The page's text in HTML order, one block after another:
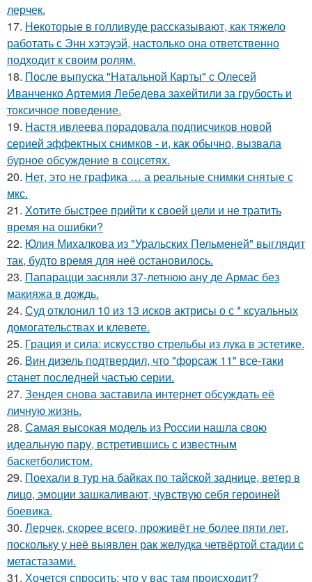
лерчек.
17. Некоторые в голливуде рассказывают, как тяжело
работать с Энн хэтэуэй, настолько она ответственно
подходит к своим ролям.
18. После выпуска "Натальной Карты" с Олесей
Иванченко Артемия Лебедева захейтили за грубость и
токсичное поведение.
19. Настя ивлеева порадовала подписчиков новой
серией эффектных снимков - и, как обычно, вызвала
бурное обсуждение в соцсетях.
20. Нет, это не графика … а реальные снимки снятые с
мкс.
21. Хотите быстрее прийти к своей цели и не тратить
время на ошибки?
22. Юлия Михалкова из "Уральских Пельменей" выглядит
так, будто время для неё остановилось.
23. Папарацци засняли 37-летнюю ану де Армас без
макияжа в дождь.
24. Суд отклонил 10 из 13 исков актрисы о с * ксуальных
домогательствах и клевете.
25. Грация и сила: искусство стрельбы из лука в эстетике.
26. Вин дизель подтвердил, что "форсаж 11" все-таки
станет последней частью серии.
27. Зендея снова заставила интернет обсуждать её
личную жизнь.
28. Самая высокая модель из России нашла свою
идеальную пару, встретившись с известным
баскетболистом.
29. Поехали в тур на байках по тайской заднице, ветер в
лицо, эмоции зашкаливают, чувствую себя героиней
боевика.
30. Лерчек, скорее всего, проживёт не более пяти лет,
поскольку у неё выявлен рак желудка четвёртой стадии с
метастазами.
31. Хочется спросить: что у вас там происходит?